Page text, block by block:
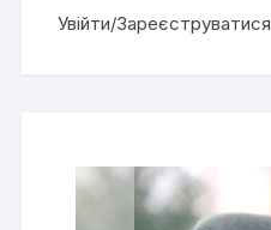
Увійти/Зареєструватися